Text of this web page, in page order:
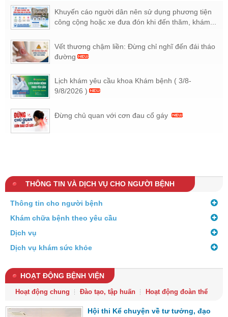
Khuyến cáo người dân nên sử dụng phương tiện
công cộng hoặc xe đưa đón khi đến thăm, khám...
Vết thương chậm liền: Đừng chỉ nghĩ đến đái tháo
đường
Lịch khám yêu cầu khoa Khám bệnh ( 3/8-
9/8/2026 )
Đừng chủ quan với cơn đau cổ gáy
THÔNG TIN VÀ DỊCH VỤ CHO NGƯỜI BỆNH
Thông tin cho người bệnh
Khám chữa bệnh theo yêu cầu
Dịch vụ
Dịch vụ khám sức khỏe
HOẠT ĐỘNG BỆNH VIỆN
Hoạt động chung Đào tạo, tập huấn Hoạt động đoàn thể
Hội thi Kể chuyện về tư tưởng, đạo